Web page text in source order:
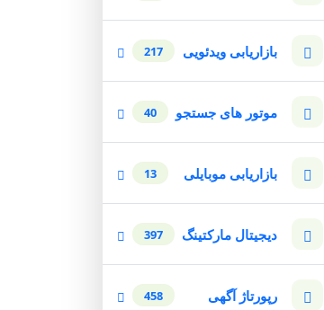
بازاریابی ویدئویی 217
موتور های جستجو 40
بازاریابی موبایلی 13
دیجیتال مارکتینگ 397
رپورتاژ آگهی 458